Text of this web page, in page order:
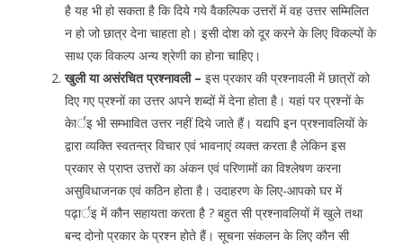
है यह भी हो सकता है कि दिये गये वैकल्पिक उत्तरों में वह उत्तर सम्मिलित
न हो जो छात्र देना चाहता हो। इसी दोश को दूर करने के लिए विकल्पों के
साथ एक विकल्प अन्य श्रेणी का होना चाहिए।
खुली या असंरचित प्रश्नावली – इस प्रकार की प्रश्नावली में छात्रों को
दिए गए प्रश्नों का उत्तर अपने शब्दों में देना होता है। यहां पर प्रश्नों के
केार्इ भी सम्भावित उत्तर नहीं दिये जाते हैं। यद्यपि इन प्रश्नावलियों के
द्वारा व्यक्ति स्वतन्त्र विचार एवं भावनाएं व्यक्त करता है लेकिन इस
प्रकार से प्राप्त उत्तरों का अंकन एवं परिणामों का विश्लेषण करना
असुविधाजनक एवं कठिन होता है। उदाहरण के लिए-आपको घर में
पढ़ार्इ में कौन सहायता करता है ? बहुत सी प्रश्नावलियों में खुले तथा
बन्द दोनो प्रकार के प्रश्न होते हैं। सूचना संकलन के लिए कौन सी